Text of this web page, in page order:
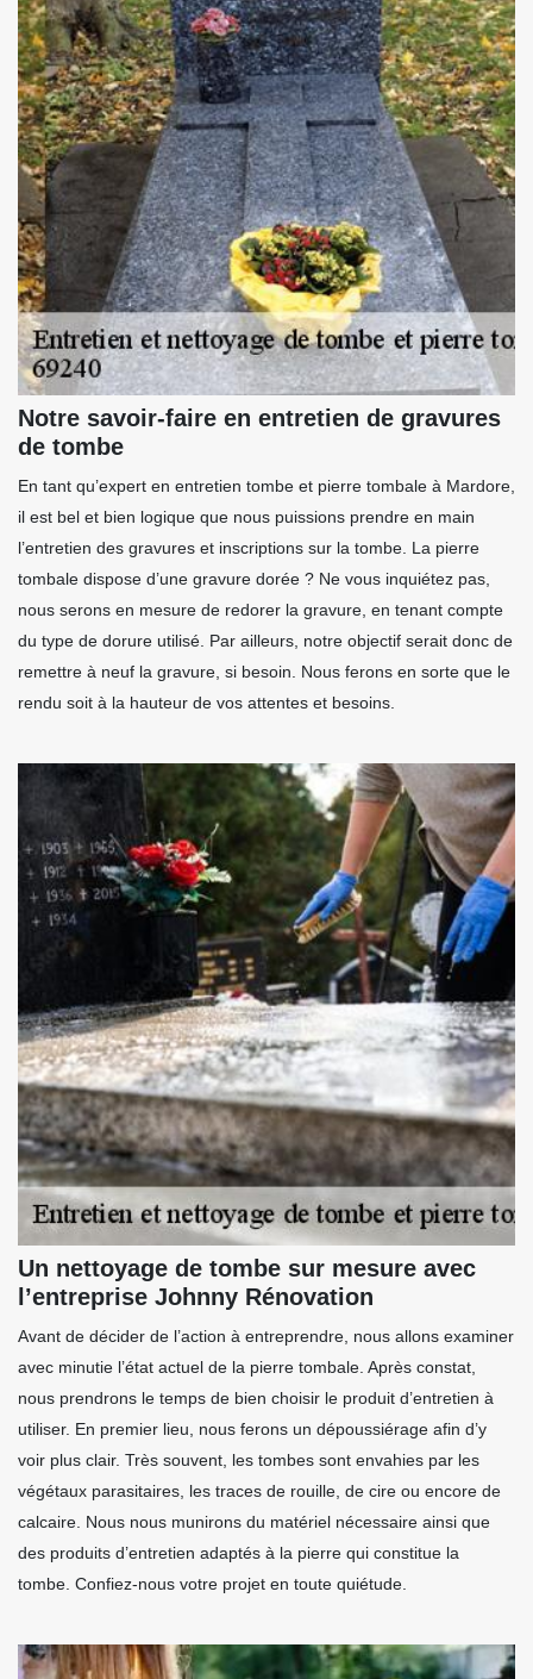
Notre savoir-faire en entretien de gravures
de tombe
En tant qu’expert en entretien tombe et pierre tombale à Mardore,
il est bel et bien logique que nous puissions prendre en main
l’entretien des gravures et inscriptions sur la tombe. La pierre
tombale dispose d’une gravure dorée ? Ne vous inquiétez pas,
nous serons en mesure de redorer la gravure, en tenant compte
du type de dorure utilisé. Par ailleurs, notre objectif serait donc de
remettre à neuf la gravure, si besoin. Nous ferons en sorte que le
rendu soit à la hauteur de vos attentes et besoins.
Un nettoyage de tombe sur mesure avec
l’entreprise Johnny Rénovation
Avant de décider de l’action à entreprendre, nous allons examiner
avec minutie l’état actuel de la pierre tombale. Après constat,
nous prendrons le temps de bien choisir le produit d’entretien à
utiliser. En premier lieu, nous ferons un dépoussiérage afin d’y
voir plus clair. Très souvent, les tombes sont envahies par les
végétaux parasitaires, les traces de rouille, de cire ou encore de
calcaire. Nous nous munirons du matériel nécessaire ainsi que
des produits d’entretien adaptés à la pierre qui constitue la
tombe. Confiez-nous votre projet en toute quiétude.